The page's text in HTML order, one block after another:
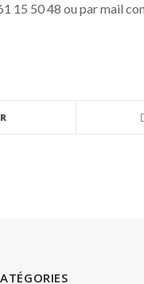
15 50 48 ou par mail